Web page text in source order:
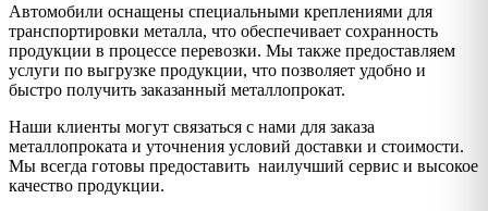
Автомобили оснащены специальными креплениями для
транспортировки металла, что обеспечивает сохранность
продукции в процессе перевозки. Мы также предоставляем
услуги по выгрузке продукции, что позволяет удобно и
быстро получить заказанный металлопрокат.
Наши клиенты могут связаться с нами для заказа
металлопроката и уточнения условий доставки и стоимости.
Мы всегда готовы предоставить наилучший сервис и высокое
качество продукции.